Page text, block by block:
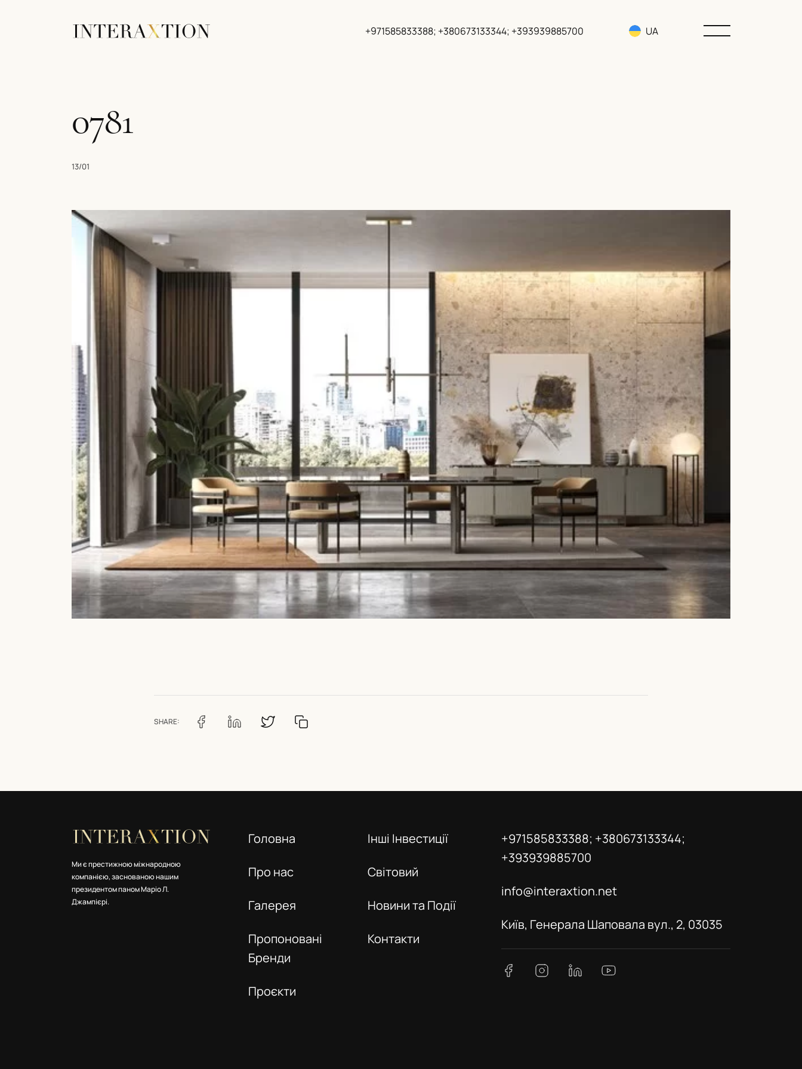
+971585833388; +380673133344; +393939885700
UA
0781
13/01
SHARE:
Ми є престижною міжнародною
компанією, заснованою нашим
президентом паном Маріо Л.
Джампієрі.
Головна
Про нас
Галерея
Пропоновані
Бренди
Проєкти
Інші Інвестиції
Світовий
Новини та Події
Контакти
+971585833388; +380673133344;
+393939885700
info@interaxtion.net
Київ, Генерала Шаповала вул., 2, 03035